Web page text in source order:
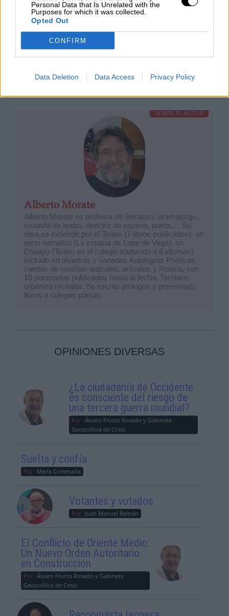
Personal Data that Is Unrelated with the
Purposes for which it was collected.
Opted Out
CONFIRM
Data Deletion Data Access Privacy Policy
Hallaréis en mi oido
todo lo que dios no quiere escuchar,
deberéis quitar primero
las carcajadas y ronquidos
después, solo quedará
SOBRE EL AUTOR
Alberto Morate
Alberto Morate es profesor de literatura, dramaturgo,
cronista de teatro, director de escena, poeta,… Su
obra se extiende por el Teatro (7 libros publicados), un
texto narrativo (La estatua de Lope de Vega), un
Ensayo (Teatro en el colegio traducido a 8 idiomas).
Incluido en diversas y variadas Antologías Poéticas,
cientos de reseñas teatrales, artículos y Poesía, con
10 poemarios publicados hasta la fecha. También
organiza recitales, ha escrito prólogos y presentado
libros a colegas poetas.
OPINIONES DIVERSAS
¿La ciudadanía de Occidente
es consciente del riesgo de
una tercera guerra mundial?
Por Álvaro Frutos Rosado y Gabinete
Geopolítica de Crisis
Suelta y confía
Por María Comesaña
Votantes y votados
Por Juan Manuel Beltrán
El Conflicto de Oriente Medio:
Un Nuevo Orden Autoritario
en Construcción
Por Álvaro Frutos Rosado y Gabinete
Geopolítica de Crisis